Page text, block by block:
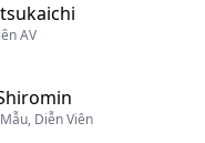
AV
Diễn Viên